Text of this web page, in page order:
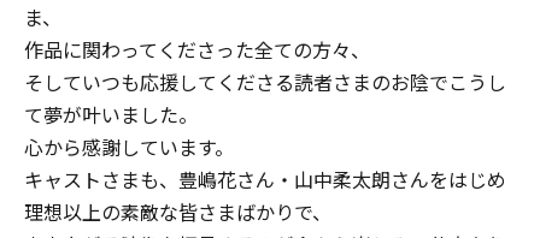
ま、
作品に関わってくださった全ての方々、
そしていつも応援してくださる読者さまのお陰でこうし
て夢が叶いました。
心から感謝しています。
キャストさまも、豊嶋花さん・山中柔太朗さんをはじめ
理想以上の素敵な皆さまばかりで、